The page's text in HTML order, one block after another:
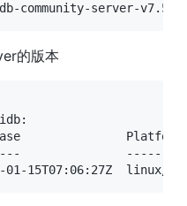
community-server-
的版本
-01-15T07:06:27Z  linux/